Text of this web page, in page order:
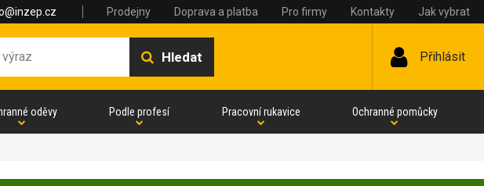
Prodejny Doprava a platba Pro firmy Kontakty Jak vybrat
Hledat Přihlásit
oděvy Podle profesí Pracovní rukavice Ochranné pomůcky